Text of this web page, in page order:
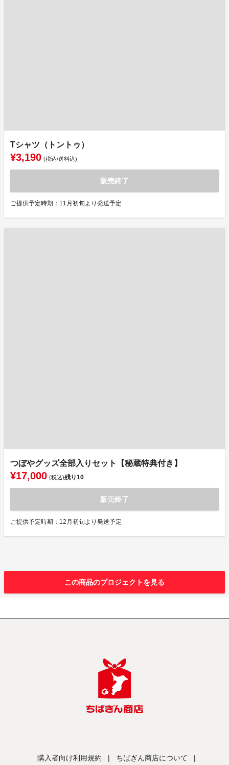
Tシャツ（トントゥ）
¥3,190 (税込/送料込)
販売終了
ご提供予定時期：11月初旬より発送予定
つぼやグッズ全部入りセット【秘蔵特典付き】
¥17,000 (税込)残り10
販売終了
ご提供予定時期：12月初旬より発送予定
この商品のプロジェクトを見る
購入者向け利用規約 | ちばぎん商店について |